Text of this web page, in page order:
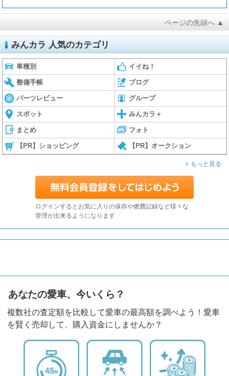
ページの先頭へ ▲
みんカラ 人気のカテゴリ
車種別 イイね！
整備手帳 ブログ
パーツレビュー グループ
スポット みんカラ＋
まとめ フォト
【PR】ショッピング 【PR】オークション
もっと見る
ログインするとお気に入りの保存や燃費記録など様々な
管理が出来るようになります
あなたの愛車、今いくら？
複数社の査定額を比較して愛車の最高額を調べよう！愛車
を賢く売却して、購入資金にしませんか？